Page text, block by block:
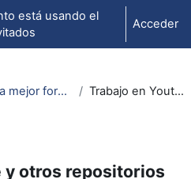
está usando el
Acceder
4-¿Cuál es la mejor forma de incluir un vídeo en mi curso de Moodle? Trabajo en Youtube y otros repositorios remotos
y otros repositorios